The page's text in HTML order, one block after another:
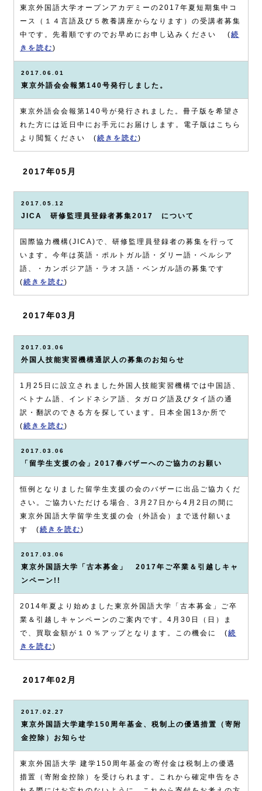
東京外国語大学オープンアカデミーの2017年夏短期集中コ
ース（１４言語及び５教養講座からなります）の受講者募集
中です。先着順ですのでお早めにお申し込みください (続
きを読む)
2017.06.01
東京外語会会報第140号発行しました。
東京外語会会報第140号が発行されました。冊子版を希望さ
れた方には近日中にお手元にお届けします。電子版はこちら
より閲覧ください (続きを読む)
2017年05月
2017.05.12
JICA 研修監理員登録者募集2017 について
国際協力機構(JICA)で、研修監理員登録者の募集を行って
います。今年は英語・ポルトガル語・ダリー語・ペルシア
語、・カンボジア語・ラオス語・ベンガル語の募集です
(続きを読む)
2017年03月
2017.03.06
外国人技能実習機構通訳人の募集のお知らせ
1月25日に設立されました外国人技能実習機構では中国語、
ベトナム語、インドネシア語、タガログ語及びタイ語の通
訳・翻訳のできる方を探しています。日本全国13か所で
(続きを読む)
2017.03.06
「留学生支援の会」2017春バザーへのご協力のお願い
恒例となりました留学生支援の会のバザーに出品ご協力くだ
さい。ご協力いただける場合、3月27日から4月2日の間に
東京外国語大学留学生支援の会（外語会）まで送付願いま
す (続きを読む)
2017.03.06
東京外国語大学「古本募金」 2017年ご卒業＆引越しキャ
ンペーン!!
2014年夏より始めました東京外国語大学「古本募金」ご卒
業＆引越しキャンペーンのご案内です。4月30日（日）ま
で、買取金額が１０％アップとなります。この機会に (続
きを読む)
2017年02月
2017.02.27
東京外国語大学建学150周年基金、税制上の優遇措置（寄附
金控除）お知らせ
東京外国語大学 建学150周年基金の寄付金は税制上の優遇
措置（寄附金控除）を受けられます。これから確定申告をさ